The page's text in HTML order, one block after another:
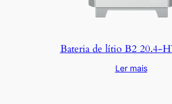
Bateria de lítio B2 20.4-
Ler mais